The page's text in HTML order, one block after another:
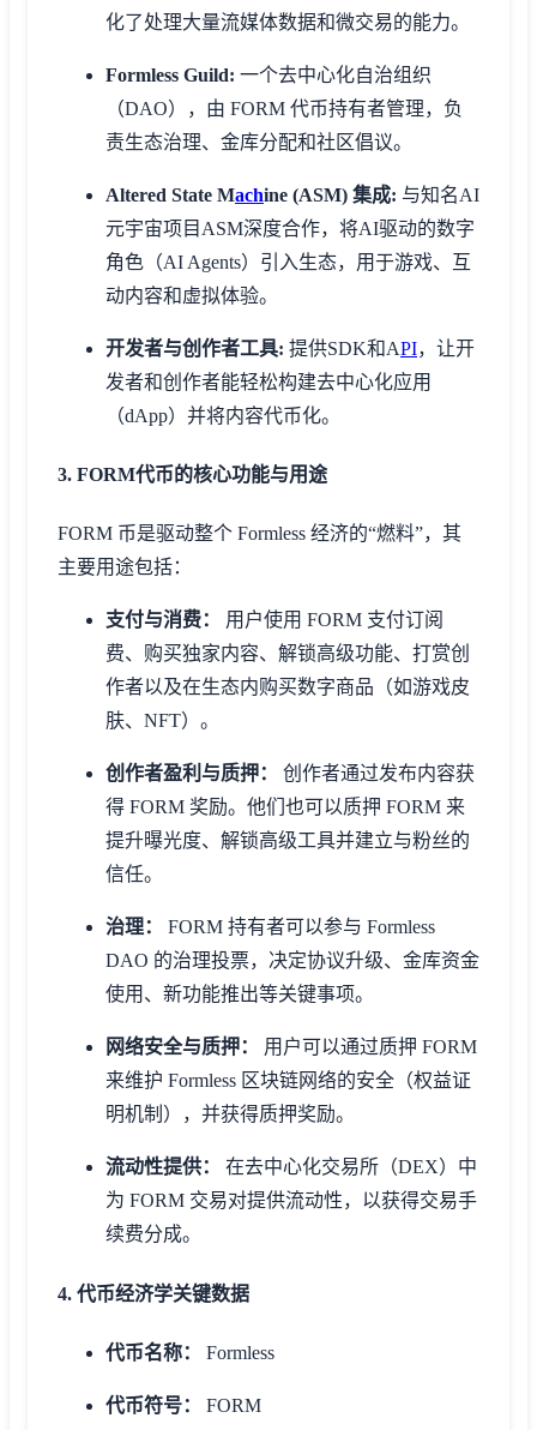
化了处理大量流媒体数据和微交易的能力。
Formless Guild: 一个去中心化自治组织
（DAO），由 FORM 代币持有者管理，负
责生态治理、金库分配和社区倡议。
Altered State Machine (ASM) 集成: 与知名AI
元宇宙项目ASM深度合作，将AI驱动的数字
角色（AI Agents）引入生态，用于游戏、互
动内容和虚拟体验。
开发者与创作者工具: 提供SDK和API，让开
发者和创作者能轻松构建去中心化应用
（dApp）并将内容代币化。
3. FORM代币的核心功能与用途
FORM 币是驱动整个 Formless 经济的“燃料”，其
主要用途包括：
支付与消费：
用户使用 FORM 支付订阅
费、购买独家内容、解锁高级功能、打赏创
作者以及在生态内购买数字商品（如游戏皮
肤、NFT）。
创作者盈利与质押：
创作者通过发布内容获
得 FORM 奖励。他们也可以质押 FORM 来
提升曝光度、解锁高级工具并建立与粉丝的
信任。
治理：
FORM 持有者可以参与 Formless
DAO 的治理投票，决定协议升级、金库资金
使用、新功能推出等关键事项。
网络安全与质押：
用户可以通过质押 FORM
来维护 Formless 区块链网络的安全（权益证
明机制），并获得质押奖励。
流动性提供：
在去中心化交易所（DEX）中
为 FORM 交易对提供流动性，以获得交易手
续费分成。
4. 代币经济学关键数据
代币名称： Formless
代币符号： FORM